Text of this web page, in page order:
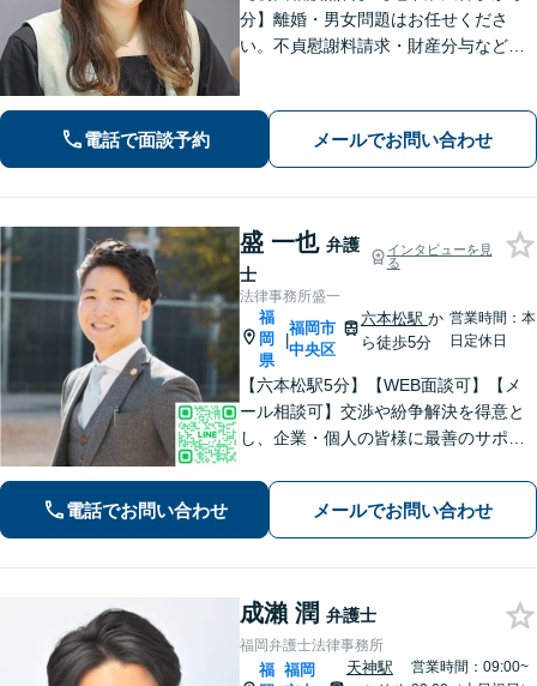
分】離婚・男女問題はお任せくださ
い。不貞慰謝料請求・財産分与など金
ト。交通事故、企業法務のお困りごと
もご相談ください。
電話で面談予約 メールでお問い合わせ
盛 一也 弁護
士
インタビューを見
る
法律事務所盛一
福
岡
県
|
福岡市
中央区
六本松駅か
ら徒歩5分
営業時間：本
日定休日
【六本松駅5分】【WEB面談可】【メ
ール相談可】交渉や紛争解決を得意と
し、企業・個人の皆様に最善のサポー
す。多様な業界での経験を活かし、各
企業の事業特性や成長段階に応じた最
適な法的アドバイスを提供【休日・夜
間相談可】
電話でお問い合わせ メールでお問い合わせ
成瀨 潤 弁護士
福岡弁護士法律事務所
福 福岡
天神駅
営業時間：09:00~